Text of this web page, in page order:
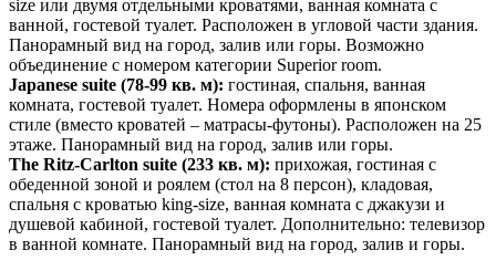
size или двумя отдельными кроватями, ванная комната с
ванной, гостевой туалет. Расположен в угловой части здания.
Панорамный вид на город, залив или горы. Возможно
объединение с номером категории Superior room.
Japanese suite (78-99 кв. м): гостиная, спальня, ванная
комната, гостевой туалет. Номера оформлены в японском
стиле (вместо кроватей – матрасы-футоны). Расположен на 25
этаже. Панорамный вид на город, залив или горы.
The Ritz-Carlton suite (233 кв. м): прихожая, гостиная с
обеденной зоной и роялем (стол на 8 персон), кладовая,
спальня с кроватью king-size, ванная комната с джакузи и
душевой кабиной, гостевой туалет. Дополнительно: телевизор
в ванной комнате. Панорамный вид на город, залив и горы.